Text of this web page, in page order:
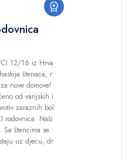
12/16 iz Hrva
štenaca, r
nove domove!
od vanjskih i
zaraznih bol
rodovnica. Naši
štencima se
uz djecu, dr